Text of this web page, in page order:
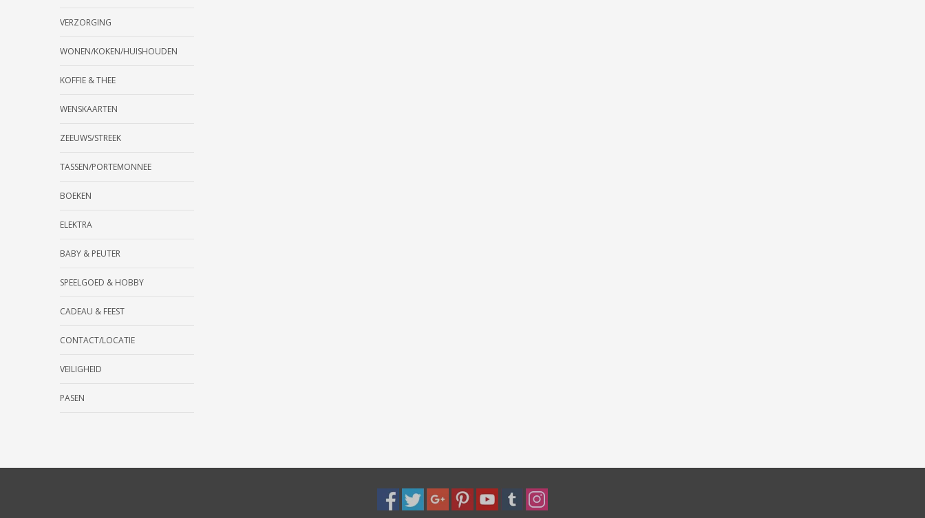
VERZORGING
WONEN/KOKEN/HUISHOUDEN
KOFFIE & THEE
WENSKAARTEN
ZEEUWS/STREEK
TASSEN/PORTEMONNEE
BOEKEN
ELEKTRA
BABY & PEUTER
SPEELGOED & HOBBY
CADEAU & FEEST
CONTACT/LOCATIE
VEILIGHEID
PASEN